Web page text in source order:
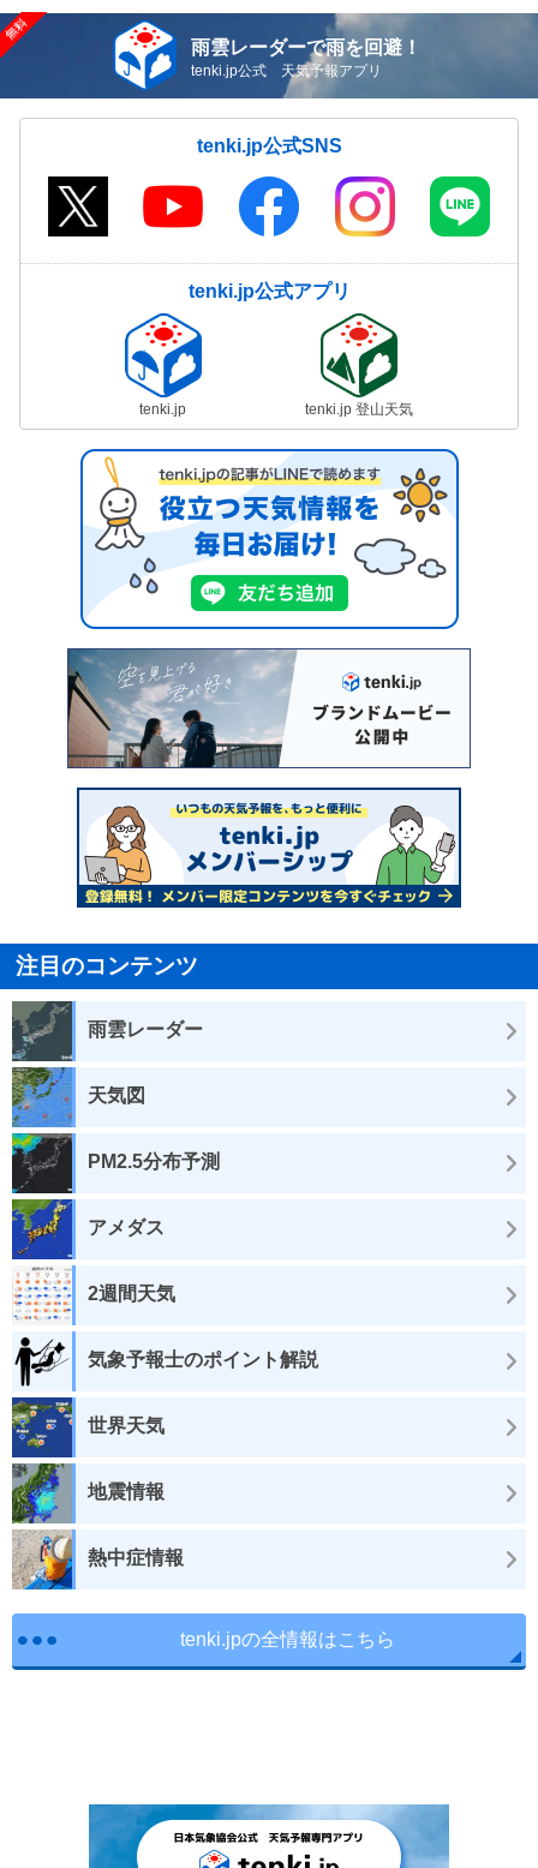
雨雲レーダーで雨を回避！
tenki.jp公式 天気予報アプリ
tenki.jp公式SNS
tenki.jp公式アプリ
tenki.jp tenki.jp 登山天気
注目のコンテンツ
雨雲レーダー
天気図
PM2.5分布予測
アメダス
2週間天気
気象予報士のポイント解説
世界天気
地震情報
熱中症情報
tenki.jpの全情報はこちら